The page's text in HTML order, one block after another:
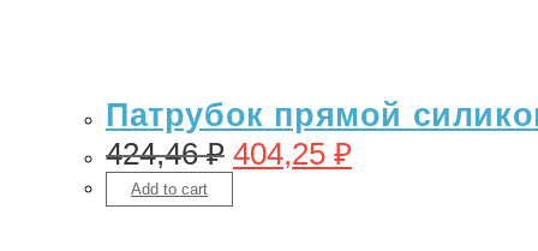
Патрубок прямой
424,46₽ 404,25 ₽
Add to cart